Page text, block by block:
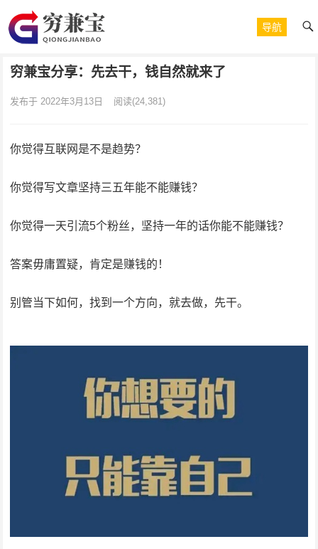
导航
穷兼宝分享：先去干，钱自然就来了
发布于 2022年3月13日 阅读(24,381)
你觉得互联网是不是趋势？
你觉得写文章坚持三五年能不能赚钱？
你觉得一天引流5个粉丝，坚持一年的话你能不能赚钱？
答案毋庸置疑，肯定是赚钱的！
别管当下如何，找到一个方向，就去做，先干。